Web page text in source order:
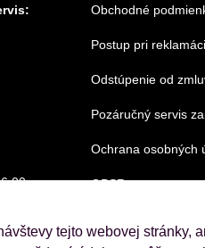
Obchodné
Postup pri
Odstúpenie od
Pozáručný servis
Ochrana osobných
GPSR
tejto webovej